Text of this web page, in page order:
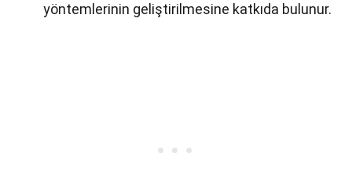
yöntemlerinin geliştirilmesine katkıda bulunur.